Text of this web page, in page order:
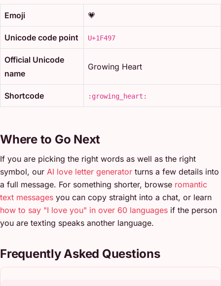
Emoji 💗
Unicode code point U+1F497
Official Unicode
name
Growing Heart
Shortcode :growing_heart:
Where to Go Next
If you are picking the right words as well as the right
symbol, our AI love letter generator turns a few details into
a full message. For something shorter, browse romantic
text messages you can copy straight into a chat, or learn
how to say "I love you" in over 60 languages if the person
you are texting speaks another language.
Frequently Asked Questions